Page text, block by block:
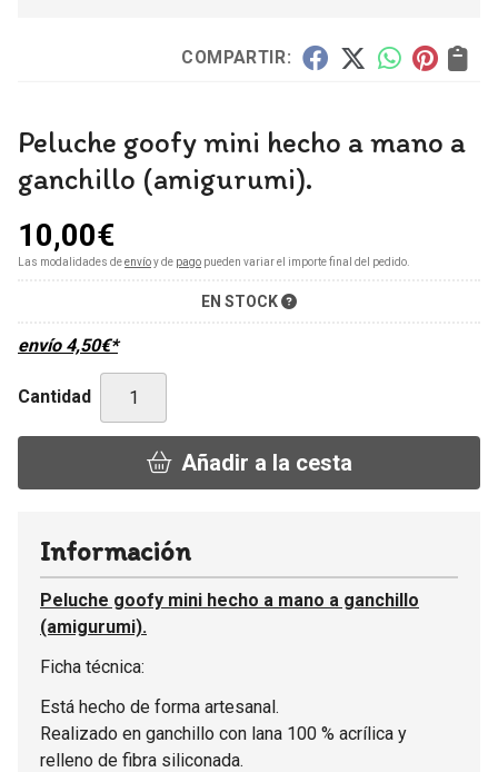
COMPARTIR:
Peluche goofy mini hecho a mano a
ganchillo (amigurumi).
10,00€
Las modalidades deenvíoy de pago pueden variar el importe final del pedido.
EN STOCK
envío 4,50€*
Cantidad
Añadir a la cesta
Información
Peluche goofy mini hecho a mano a ganchillo
(amigurumi).
Ficha técnica:
Está hecho de forma artesanal.
Realizado en ganchillo con lana 100 % acrílica y
relleno de fibra siliconada.